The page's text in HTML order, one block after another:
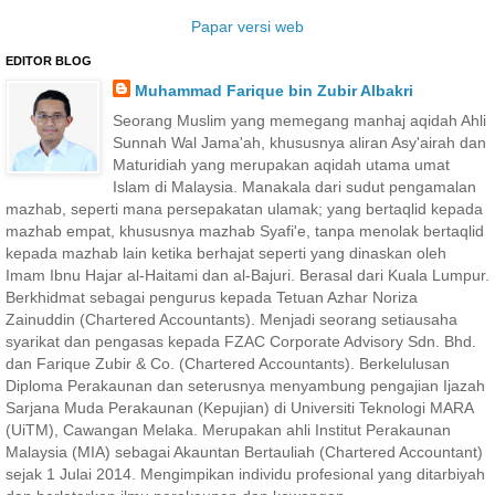
Papar versi web
EDITOR BLOG
Muhammad Farique bin Zubir Albakri
Seorang Muslim yang memegang manhaj aqidah Ahli
Sunnah Wal Jama'ah, khususnya aliran Asy'airah dan
Maturidiah yang merupakan aqidah utama umat
Islam di Malaysia. Manakala dari sudut pengamalan
mazhab, seperti mana persepakatan ulamak; yang bertaqlid kepada
mazhab empat, khususnya mazhab Syafi'e, tanpa menolak bertaqlid
kepada mazhab lain ketika berhajat seperti yang dinaskan oleh
Imam Ibnu Hajar al-Haitami dan al-Bajuri. Berasal dari Kuala Lumpur.
Berkhidmat sebagai pengurus kepada Tetuan Azhar Noriza
Zainuddin (Chartered Accountants). Menjadi seorang setiausaha
syarikat dan pengasas kepada FZAC Corporate Advisory Sdn. Bhd.
dan Farique Zubir & Co. (Chartered Accountants). Berkelulusan
Diploma Perakaunan dan seterusnya menyambung pengajian Ijazah
Sarjana Muda Perakaunan (Kepujian) di Universiti Teknologi MARA
(UiTM), Cawangan Melaka. Merupakan ahli Institut Perakaunan
Malaysia (MIA) sebagai Akauntan Bertauliah (Chartered Accountant)
sejak 1 Julai 2014. Mengimpikan individu profesional yang ditarbiyah